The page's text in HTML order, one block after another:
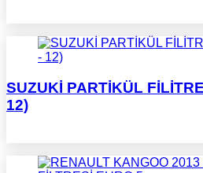
SUZUKİ PARTİKÜL
12)